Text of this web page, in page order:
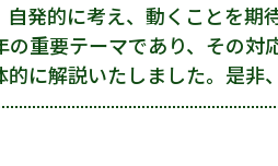
発的に考え、動くことを
の重要テーマであり、その
に解説いたしました。是非